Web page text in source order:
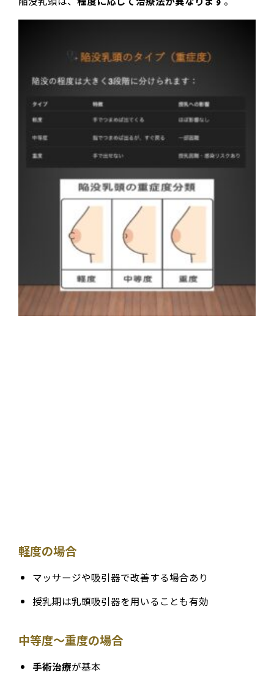
軽度の場合
マッサージや吸引器で改善する場合あり
授乳期は乳頭吸引器を用いることも有効
中等度〜重度の場合
手術治療が基本